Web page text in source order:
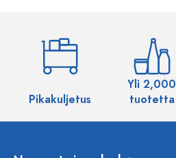
Pikakuljetus
Yli 2,000
tuotetta